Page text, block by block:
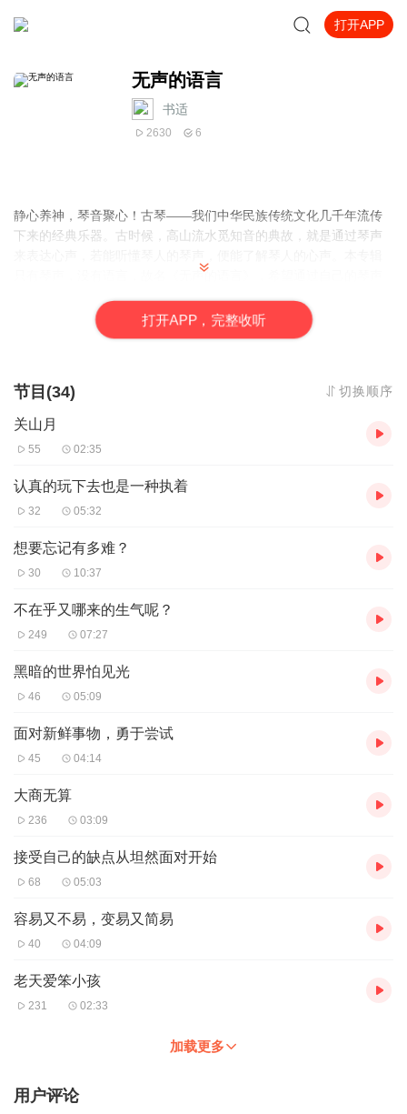
打开APP
无声的语言
书适
2630 6
静心养神，琴音聚心！古琴——我们中华民族传统文化几千年流传
下来的经典乐器。古时候，高山流水觅知音的典故，就是通过琴声
只有琴声，没有语言，故名《无声的语言》，希望通过自己的琴声
打开APP，完整收听
节目(34) 切换顺序
关山月
55 02:35
认真的玩下去也是一种执着
32 05:32
想要忘记有多难？
30 10:37
不在乎又哪来的生气呢？
249 07:27
黑暗的世界怕见光
46 05:09
面对新鲜事物，勇于尝试
45 04:14
大商无算
236 03:09
接受自己的缺点从坦然面对开始
68 05:03
容易又不易，变易又简易
40 04:09
老天爱笨小孩
231 02:33
加载更多
用户评论